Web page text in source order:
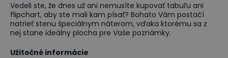
Vedeli ste, že dnes už ani nemusíte kupovať tabuľu ani
flipchart, aby ste mali kam písať? Bohato Vám postačí
natrieť stenu špeciálnym náterom, vďaka ktorému sa z
nej stane ideálny plocha pre Vaše poznámky.
Užitočné informácie